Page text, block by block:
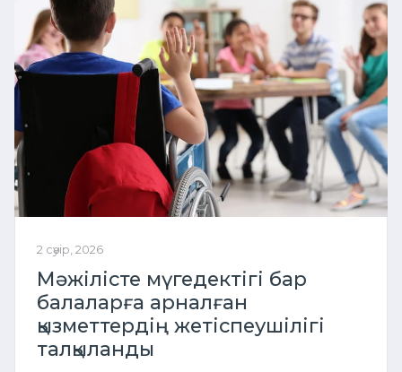
2 сәуір, 2026
Мәжілісте мүгедектігі бар
балаларға арналған
қызметтердің жетіспеушілігі
талқыланды